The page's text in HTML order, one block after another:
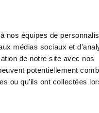
nos équipes de
médias sociaux et
de notre site avec nos
potentiellement
ou qu'ils ont collectées
(pecan
Direction